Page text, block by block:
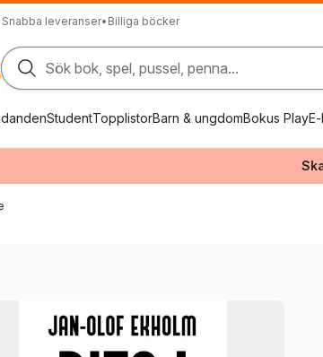
Snabba leveranser• Billiga böcker
Sök bok, spel, pussel, penna...
StudentTopplistorBarn & ungdomBokus Play